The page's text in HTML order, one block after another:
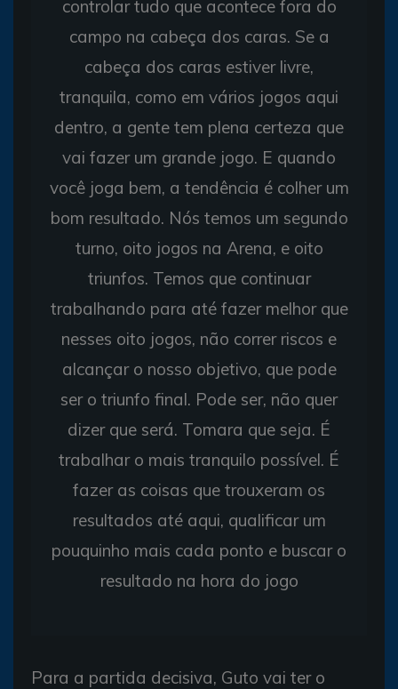
controlar tudo que acontece fora do
campo na cabeça dos caras. Se a
cabeça dos caras estiver livre,
tranquila, como em vários jogos aqui
dentro, a gente tem plena certeza que
vai fazer um grande jogo. E quando
você joga bem, a tendência é colher um
bom resultado. Nós temos um segundo
turno, oito jogos na Arena, e oito
triunfos. Temos que continuar
trabalhando para até fazer melhor que
nesses oito jogos, não correr riscos e
alcançar o nosso objetivo, que pode
ser o triunfo final. Pode ser, não quer
dizer que será. Tomara que seja. É
trabalhar o mais tranquilo possível. É
fazer as coisas que trouxeram os
resultados até aqui, qualificar um
pouquinho mais cada ponto e buscar o
resultado na hora do jogo
Para a partida decisiva, Guto vai ter o